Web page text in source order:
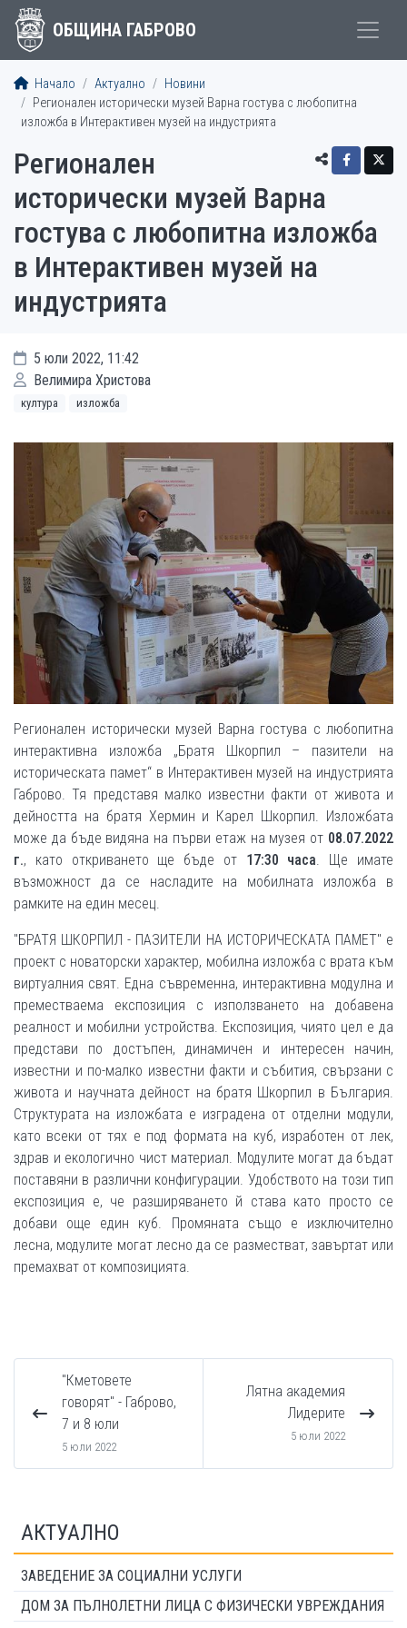
ОБЩИНА ГАБРОВО
Начало Актуално
Новини
Регионален исторически музей Варна гостува с любопитна
изложба в Интерактивен музей на индустрията
Регионален
исторически музей Варна
гостува с любопитна изложба
в Интерактивен музей на
индустрията
5 юли 2022, 11:42
Велимира Христова
култура изложба
Регионален исторически музей Варна гостува с любопитна
интерактивна изложба „Братя Шкорпил – пазители на
историческата памет“ в Интерактивен музей на индустрията
Габрово. Тя представя малко известни факти от живота и
дейността на братя Хермин и Карел Шкорпил. Изложбата
може да бъде видяна на първи етаж на музея от 08.07.2022
г., като откриването ще бъде от 17:30 часа. Ще имате
възможност да се насладите на мобилната изложба в
рамките на един месец.
"БРАТЯ ШКОРПИЛ - ПАЗИТЕЛИ НА ИСТОРИЧЕСКАТА ПАМЕТ" е
проект с новаторски характер, мобилна изложба с врата към
виртуалния свят. Една съвременна, интерактивна модулна и
преместваема експозиция с използването на добавена
реалност и мобилни устройства. Експозиция, чиято цел е да
представи по достъпен, динамичен и интересен начин,
известни и по-малко известни факти и събития, свързани с
живота и научната дейност на братя Шкорпил в България.
Структурата на изложбата е изградена от отделни модули,
като всеки от тях е под формата на куб, изработен от лек,
здрав и екологично чист материал. Модулите могат да бъдат
поставяни в различни конфигурации. Удобството на този тип
експозиция е, че разширяването й става като просто се
добави още един куб. Промяната също е изключително
лесна, модулите могат лесно да се разместват, завъртат или
премахват от композицията.
"Кметовете
говорят" - Габрово,
7 и 8 юли
5 юли 2022
Лятна академия
Лидерите
5 юли 2022
АКТУАЛНО
ЗАВЕДЕНИЕ ЗА СОЦИАЛНИ УСЛУГИ
ДОМ ЗА ПЪЛНОЛЕТНИ ЛИЦА С ФИЗИЧЕСКИ УВРЕЖДАНИЯ